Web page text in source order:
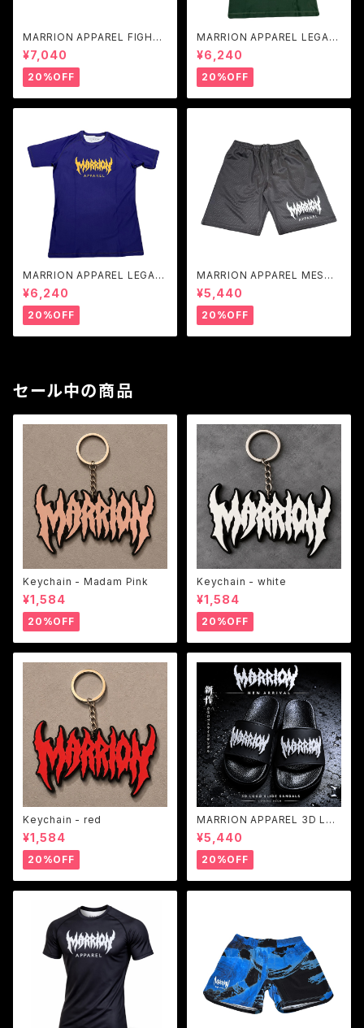
MARRION APPAREL FIGHT
PANTS (Black×White)
¥7,040
20%OFF
MARRION APPAREL LEGAC
Y LOGO RASH GUARD (Dar
k green×White)
¥6,240
20%OFF
MARRION APPAREL LEGAC
Y LOGO RASH GUARD (Pur
ple×Yellow)
¥6,240
20%OFF
MARRION APPAREL MESH
SHORTS (Black×White)
¥5,440
20%OFF
セール中の商品
Keychain - Madam Pink
¥1,584
20%OFF
Keychain - white
¥1,584
20%OFF
Keychain - red
¥1,584
20%OFF
MARRION APPAREL 3D Log
o Sandals - White Logo
¥5,440
20%OFF